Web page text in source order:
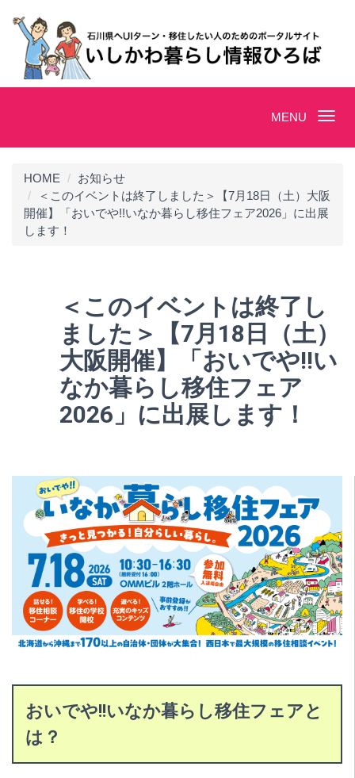
Toggle
MENU
HOME
お知らせ
＜このイベントは終了しました＞【7月18日（土）大阪
開催】「おいでや!!いなか暮らし移住フェア2026」に出展
します！
＜このイベントは終了し
ました＞【7月18日（土）
大阪開催】「おいでや!!い
なか暮らし移住フェア
2026」に出展します！
おいでや!!いなか暮らし移住フェアと
は？